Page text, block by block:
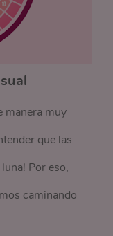
manera muy
que las
Por eso,
caminando